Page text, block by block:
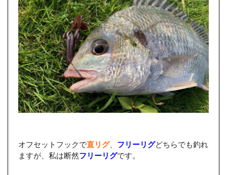
オフセットフックで直リグ、 フリーリグどちらでも釣れ
ますが、私は断然フリーリグです。